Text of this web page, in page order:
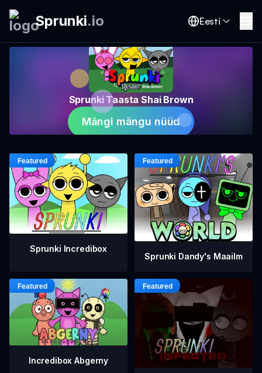
Sprunki.io Eesti
Sprunki Taasta Shai Brown
Mängi mängu nüüd
Sprunki Incredibox
Sprunki Dandy's Maailm
Incredibox Abgerny